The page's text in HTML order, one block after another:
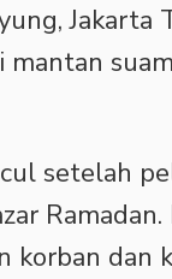
Jakarta
setelah
korban dan